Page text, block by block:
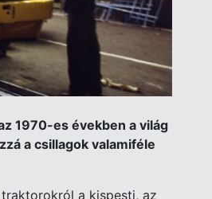
1970-es években a világ
a csillagok valamiféle
a kispesti, az